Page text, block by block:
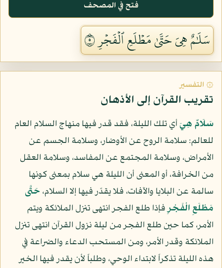
فتح في المصحف
سَلَٰمٌ هِيَ حَتَّىٰ مَطۡلَعِ ٱلۡفَجۡرِ ٥
۞ التفسير
تقريب القرآن إلى الأذهان
سَلَامٌ هِيَأي تلك الليلة، فقد قدر فيها منهاج السلام العام
للعالم: سلامة الروح عن الأوضار، وسلامة الجسم عن
الأمراض، وسلامة المجتمع عن المفاسد، وسلامة العقل
من الخرافة، أو المعنى أن الليلة هي سلام بمعنى كونها
سالمة عن البلايا والآفات، فلا يقدّر فيها إلا السلام، حَتَّى
مَطْلَعِ الْفَجْرِفإذا طلع الفجر انتهى تنزل الملائكة ويتم
الأمر، كما حين طلع الفجر من ليلة نزول القرآن انتهى تنزل
الملائكة وقدر الأمر، ومن المستحب الدعاء والضراعة في
هذه الليلة تذكراً لابتداء الوحي، وطلباً لأن يقدر فيها الخير